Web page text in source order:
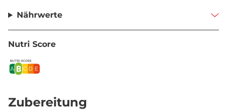
Nährwerte
Nutri Score
Zubereitung